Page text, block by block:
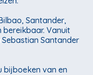
Santander,
bereikbaar. Vanuit
Santander
bijboeken van en